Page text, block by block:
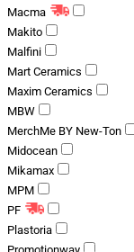
Macma
Makito
Malfini
Mart Ceramics
Maxim Ceramics
MBW
MerchMe BY New-Ton
Midocean
Mikamax
MPM
PF
Plastoria